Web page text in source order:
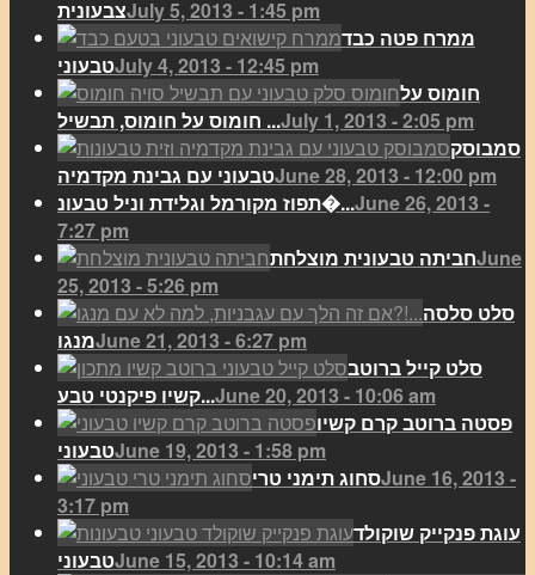
צבעוניתJuly 5, 2013 - 1:45 pm
ממרח פטה כבד
טבעוניJuly 4, 2013 - 12:45 pm
חומוס על
חומוס על חומוס, תבשיל ...July 1, 2013 - 2:05 pm
סמבוסק
טבעוני עם גבינת מקדמיהJune 28, 2013 - 12:00 pm
תפוז מקורמל וגלידת וניל טבעונ�...June 26, 2013 -
7:27 pm
חביתה טבעונית מוצלחתJune
25, 2013 - 5:26 pm
סלט סלסה
מנגוJune 21, 2013 - 6:27 pm
סלט קייל ברוטב
קשיו פיקנטי טבע...June 20, 2013 - 10:06 am
פסטה ברוטב קרם קשיו
טבעוניJune 19, 2013 - 1:58 pm
סחוג תימני טריJune 16, 2013 -
3:17 pm
עוגת פנקייק שוקולד
טבעוניJune 15, 2013 - 10:14 am